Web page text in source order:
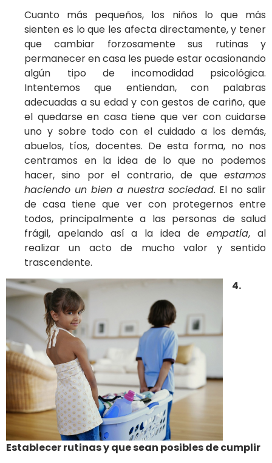
Cuanto más pequeños, los niños lo que más
sienten es lo que les afecta directamente, y tener
que cambiar forzosamente sus rutinas y
permanecer en casa les puede estar ocasionando
algún tipo de incomodidad psicológica.
Intentemos que entiendan, con palabras
adecuadas a su edad y con gestos de cariño, que
el quedarse en casa tiene que ver con cuidarse
uno y sobre todo con el cuidado a los demás,
abuelos, tíos, docentes. De esta forma, no nos
centramos en la idea de lo que no podemos
hacer, sino por el contrario, de que estamos
haciendo un bien a nuestra sociedad. El no salir
de casa tiene que ver con protegernos entre
todos, principalmente a las personas de salud
frágil, apelando así a la idea deempatía, al
realizar un acto de mucho valor y sentido
trascendente.
4.
Establecer rutinas y que sean posibles de cumplir